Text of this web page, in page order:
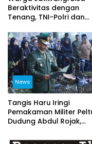
Beraktivitas dengan
Tenang, TNI-Polri dan
Patroli
News
Tangis Haru Iringi
Pemakaman Militer
Dudung Abdul Rojak,
Upacara